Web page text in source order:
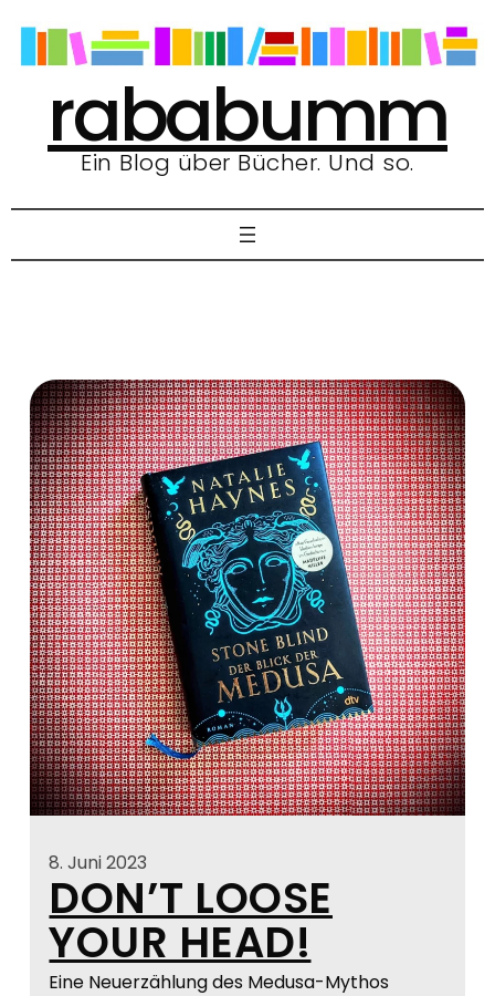
Inhalt
springen
rababumm
Ein Blog über Bücher. Und so.
8. Juni 2023
DON’T LOOSE
YOUR HEAD!
Eine Neuerzählung des Medusa-Mythos